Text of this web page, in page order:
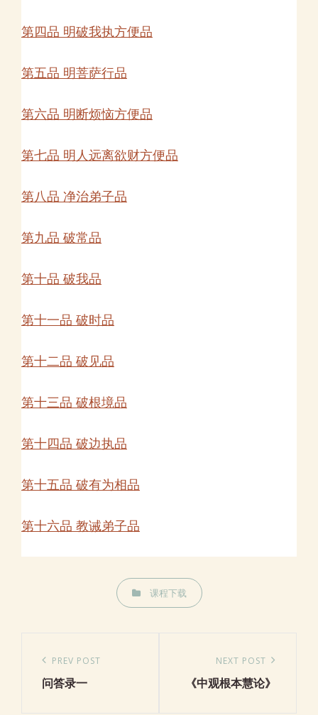
第四品 明破我执方便品
第五品 明菩萨行品
第六品 明断烦恼方便品
第七品 明人远离欲财方便品
第八品 净治弟子品
第九品 破常品
第十品 破我品
第十一品 破时品
第十二品 破见品
第十三品 破根境品
第十四品 破边执品
第十五品 破有为相品
第十六品 教诫弟子品
CATEGORIES课程下载
Previous
Post
PREV POST
问答录一
Post
NEXT POST
《中观根本慧论》